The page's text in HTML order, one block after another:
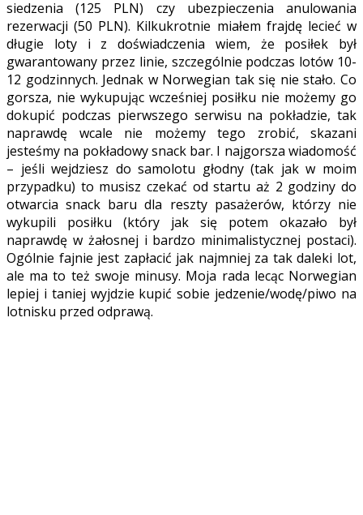
siedzenia (125 PLN) czy ubezpieczenia anulowania
rezerwacji (50 PLN). Kilkukrotnie miałem frajdę lecieć w
długie loty i z doświadczenia wiem, że posiłek był
gwarantowany przez linie, szczególnie podczas lotów 10-
12 godzinnych. Jednak w Norwegian tak się nie stało. Co
gorsza, nie wykupując wcześniej posiłku nie możemy go
dokupić podczas pierwszego serwisu na pokładzie, tak
naprawdę wcale nie możemy tego zrobić, skazani
jesteśmy na pokładowy snack bar. I najgorsza wiadomość
– jeśli wejdziesz do samolotu głodny (tak jak w moim
przypadku) to musisz czekać od startu aż 2 godziny do
otwarcia snack baru dla reszty pasażerów, którzy nie
wykupili posiłku (który jak się potem okazało był
naprawdę w żałosnej i bardzo minimalistycznej postaci).
Ogólnie fajnie jest zapłacić jak najmniej za tak daleki lot,
ale ma to też swoje minusy. Moja rada lecąc Norwegian
lepiej i taniej wyjdzie kupić sobie jedzenie/wodę/piwo na
lotnisku przed odprawą.